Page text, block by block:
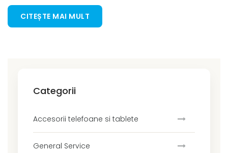
CITEȘTE MAI MULT
Categorii
Accesorii telefoane si tablete
General Service